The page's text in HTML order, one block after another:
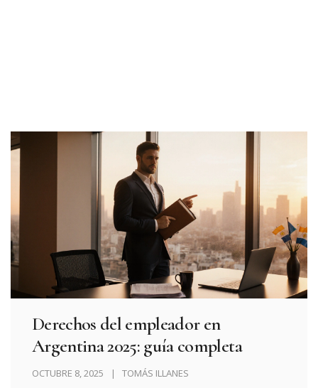
Derechos del empleador en
Argentina 2025: guía completa
OCTUBRE 8, 2025 TOMÁS ILLANES